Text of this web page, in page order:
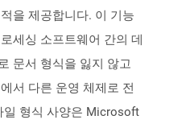
을 제공합니다. 이 기능
세싱 소프트웨어 간의 데
문서 형식을 잃지 않고
서 다른 운영 체제로 전
일 형식 사양은 Microsoft